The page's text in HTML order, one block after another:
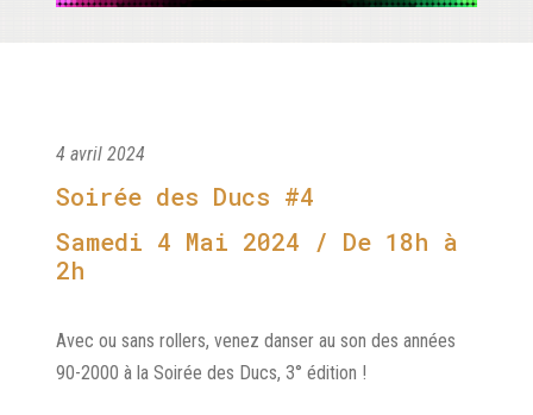
4 avril 2024
Soirée des Ducs #4
Samedi 4 Mai 2024 / De 18h à
2h
Avec ou sans rollers, venez danser au son des années
90-2000 à la Soirée des Ducs, 3° édition !